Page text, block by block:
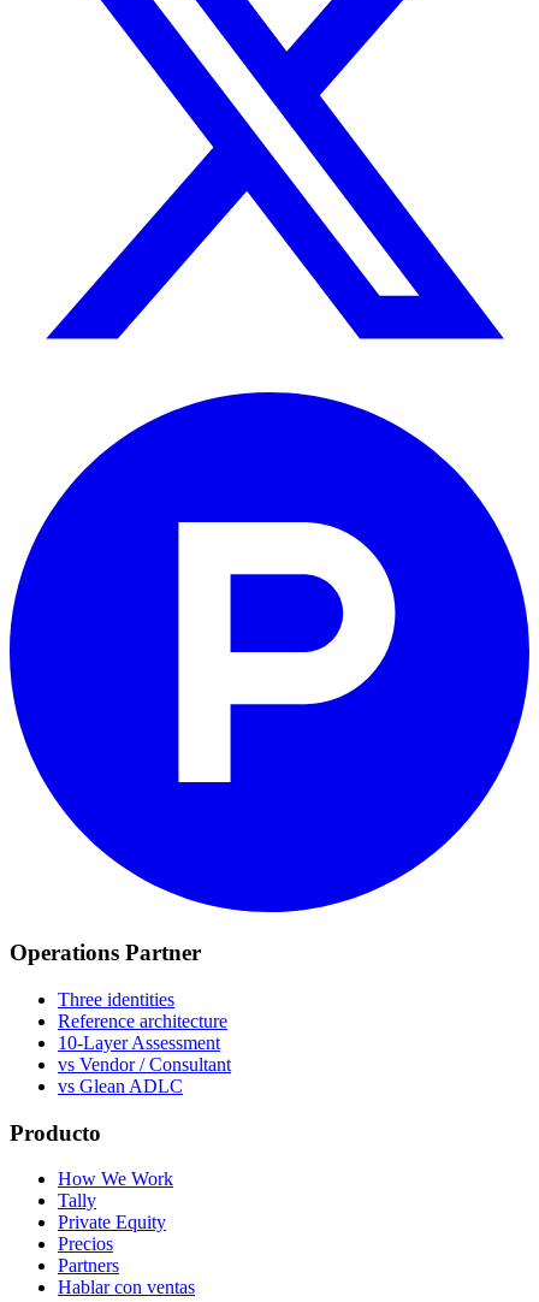
Operations Partner
Three identities
Reference architecture
10-Layer Assessment
vs Vendor / Consultant
vs Glean ADLC
Producto
How We Work
Tally
Private Equity
Precios
Partners
Hablar con ventas